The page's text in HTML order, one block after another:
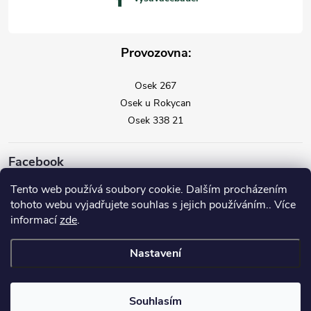
Tento web používá soubory cookie. Dalším procházením
tohoto webu vyjadřujete souhlas s jejich používáním.. Více
informacízde.
Nastavení
Souhlasím
Provozovna:
Osek 267
Osek u Rokycan
Osek 338 21
Facebook
Copyright 2026Vysavače Vorwerk. Všechna práva vyhrazena.